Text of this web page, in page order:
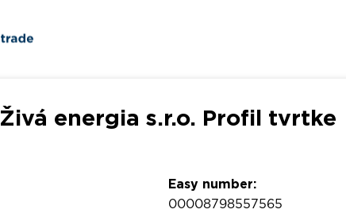
Živá energia s.r.o. Profil tvrtke
Easy number:
00008798557565